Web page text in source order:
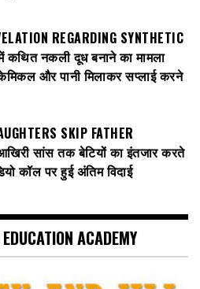
REGARDING SYNTHETIC
कथित नकली दूध बनाने का मामला
और पानी मिलाकर सप्लाई करने
SKIP FATHER
सांस तक बेटियों का इंतजार करते
कॉल पर हुई अंतिम विदाई
ACADEMY